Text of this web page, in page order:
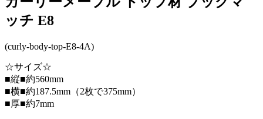
ッチ E8
(curly-body-top-E8-4A)
☆サイズ☆
■縦■約560mm
■横■約187.5mm（2枚で375mm）
■厚■約7mm